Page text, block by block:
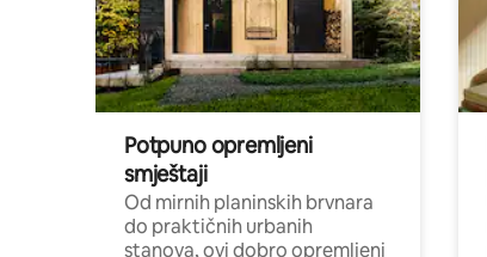
Potpuno opremljeni
smještaji
Od mirnih planinskih brvnara
do praktičnih urbanih
stanova, ovi dobro opremljeni